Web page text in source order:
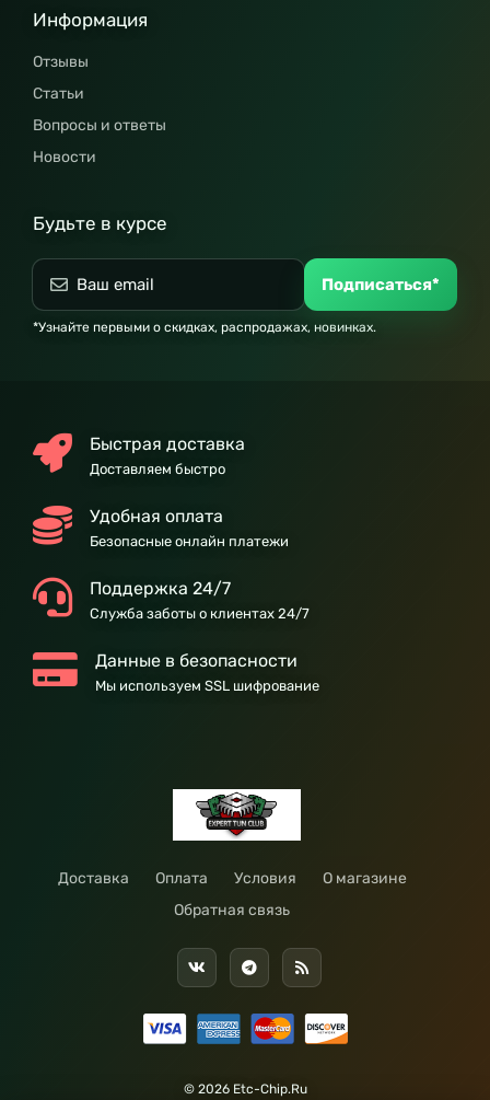
Информация
Отзывы
Статьи
Вопросы и ответы
Новости
Будьте в курсе
Подписаться*
*Узнайте первыми о скидках, распродажах, новинках.
Быстрая доставка
Доставляем быстро
Удобная оплата
Безопасные онлайн платежи
Поддержка 24/7
Служба заботы о клиентах 24/7
Данные в безопасности
Мы используем SSL шифрование
Доставка Оплата Условия
О магазине
Обратная связь
© 2026 Etc-Chip.Ru